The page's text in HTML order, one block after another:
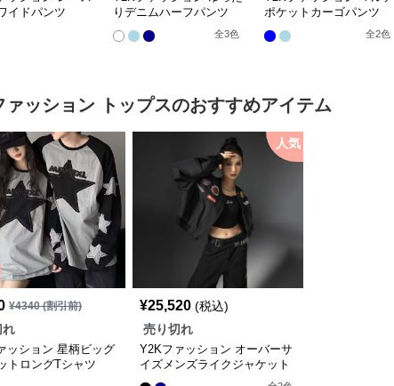
イドパンツ
りデニムハーフパンツ
全3色
ポケットカーゴパンツ
全2色
ァッション トップスのおすすめアイテム
¥4340(割引前)
れ
ッション 星柄ビッグ
トロングTシャツ
人気
¥25,520 (税込)
売り切れ
Y2Kファッション オーバーサ
イズメンズライクジャケット